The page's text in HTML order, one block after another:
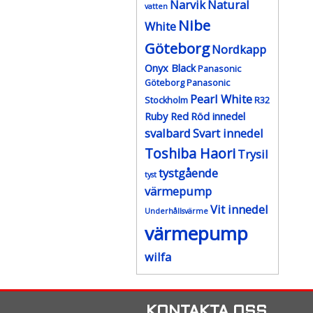
vatten NarvikNatural
White Nibe
GöteborgNordkapp
Onyx Black Panasonic
Göteborg Panasonic
Stockholm Pearl White R32
Ruby Red Röd innedel
svalbardSvart innedel
Toshiba HaoriTrysil
tyst tystgående
värmepump
Underhållsvärme Vit innedel
värmepump
wilfa